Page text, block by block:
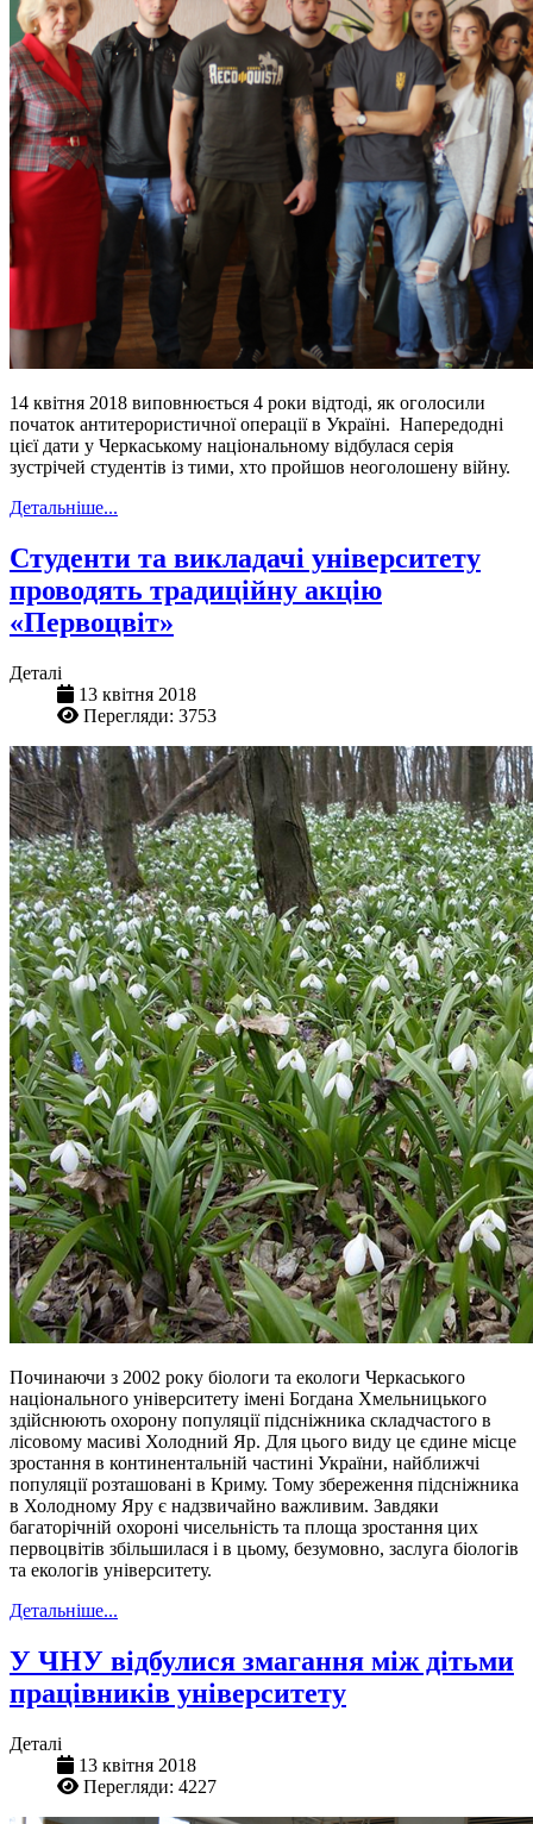
14 квітня 2018 виповнюється 4 роки відтоді, як оголосили
початок антитерористичної операції в Україні. Напередодні
цієї дати у Черкаському національному відбулася серія
зустрічей студентів із тими, хто пройшов неоголошену війну.
Детальніше...
Студенти та викладачі університету
проводять традиційну акцію
«Первоцвіт»
Деталі
13 квітня 2018
Перегляди: 3753
Починаючи з 2002 року біологи та екологи Черкаського
національного університету імені Богдана Хмельницького
здійснюють охорону популяції підсніжника складчастого в
лісовому масиві Холодний Яр. Для цього виду це єдине місце
зростання в континентальній частині України, найближчі
популяції розташовані в Криму. Тому збереження підсніжника
в Холодному Яру є надзвичайно важливим. Завдяки
багаторічній охороні чисельність та площа зростання цих
первоцвітів збільшилася і в цьому, безумовно, заслуга біологів
та екологів університету.
Детальніше...
У ЧНУ відбулися змагання між дітьми
працівників університету
Деталі
13 квітня 2018
Перегляди: 4227